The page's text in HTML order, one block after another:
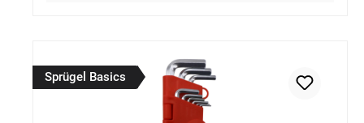
Sprügel Basics